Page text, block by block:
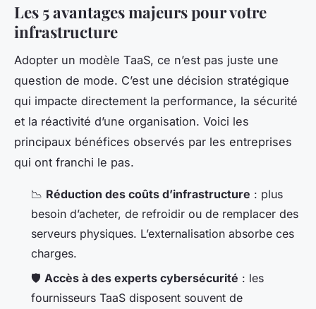
Les 5 avantages majeurs pour votre
infrastructure
Adopter un modèle TaaS, ce n’est pas juste une
question de mode. C’est une décision stratégique
qui impacte directement la performance, la sécurité
et la réactivité d’une organisation. Voici les
principaux bénéfices observés par les entreprises
qui ont franchi le pas.
📉 Réduction des coûts d’infrastructure : plus
besoin d’acheter, de refroidir ou de remplacer des
serveurs physiques. L’externalisation absorbe ces
charges.
🛡️ Accès à des experts cybersécurité : les
fournisseurs TaaS disposent souvent de